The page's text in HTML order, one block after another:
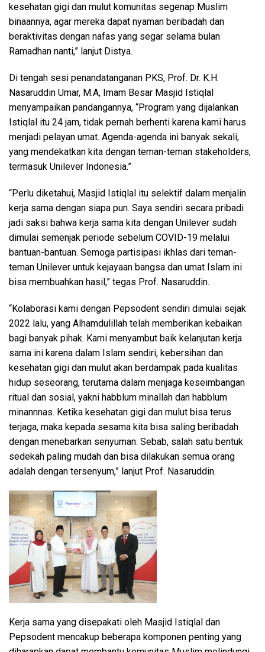
kesehatan gigi dan mulut komunitas segenap Muslim
binaannya, agar mereka dapat nyaman beribadah dan
beraktivitas dengan nafas yang segar selama bulan
Ramadhan nanti,” lanjut Distya.
Di tengah sesi penandatanganan PKS, Prof. Dr. K.H.
Nasaruddin Umar, M.A, Imam Besar Masjid Istiqlal
menyampaikan pandangannya, “Program yang dijalankan
Istiqlal itu 24 jam, tidak pernah berhenti karena kami harus
menjadi pelayan umat. Agenda-agenda ini banyak sekali,
yang mendekatkan kita dengan teman-teman stakeholders,
termasuk Unilever Indonesia.”
“Perlu diketahui, Masjid Istiqlal itu selektif dalam menjalin
kerja sama dengan siapa pun. Saya sendiri secara pribadi
jadi saksi bahwa kerja sama kita dengan Unilever sudah
dimulai semenjak periode sebelum COVID-19 melalui
bantuan-bantuan. Semoga partisipasi ikhlas dari teman-
teman Unilever untuk kejayaan bangsa dan umat Islam ini
bisa membuahkan hasil,” tegas Prof. Nasaruddin.
“Kolaborasi kami dengan Pepsodent sendiri dimulai sejak
2022 lalu, yang Alhamdulillah telah memberikan kebaikan
bagi banyak pihak. Kami menyambut baik kelanjutan kerja
sama ini karena dalam Islam sendiri, kebersihan dan
kesehatan gigi dan mulut akan berdampak pada kualitas
hidup seseorang, terutama dalam menjaga keseimbangan
ritual dan sosial, yakni habblum minallah dan habblum
minannnas. Ketika kesehatan gigi dan mulut bisa terus
terjaga, maka kepada sesama kita bisa saling beribadah
dengan menebarkan senyuman. Sebab, salah satu bentuk
sedekah paling mudah dan bisa dilakukan semua orang
adalah dengan tersenyum,” lanjut Prof. Nasaruddin.
Kerja sama yang disepakati oleh Masjid Istiqlal dan
Pepsodent mencakup beberapa komponen penting yang